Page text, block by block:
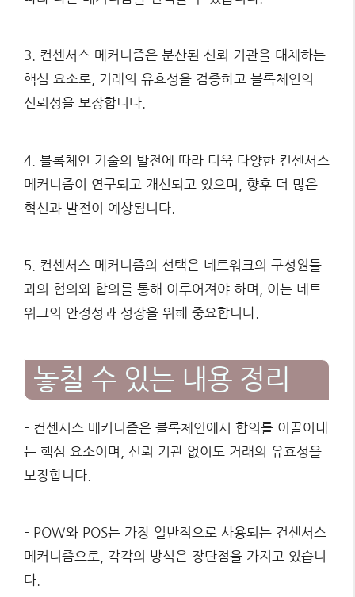
3. 컨센서스 메커니즘은 분산된 신뢰 기관을 대체하는
핵심 요소로, 거래의 유효성을 검증하고 블록체인의
신뢰성을 보장합니다.
4. 블록체인 기술의 발전에 따라 더욱 다양한 컨센서스
메커니즘이 연구되고 개선되고 있으며, 향후 더 많은
혁신과 발전이 예상됩니다.
5. 컨센서스 메커니즘의 선택은 네트워크의 구성원들
과의 협의와 합의를 통해 이루어져야 하며, 이는 네트
워크의 안정성과 성장을 위해 중요합니다.
놓칠 수 있는 내용 정리
– 컨센서스 메커니즘은 블록체인에서 합의를 이끌어내
는 핵심 요소이며, 신뢰 기관 없이도 거래의 유효성을
보장합니다.
– POW와 POS는 가장 일반적으로 사용되는 컨센서스
메커니즘으로, 각각의 방식은 장단점을 가지고 있습니
다.